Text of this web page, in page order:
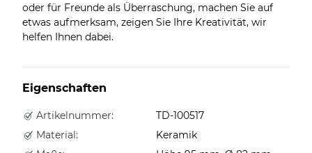
oder für Freunde als Überraschung, machen Sie auf
etwas aufmerksam, zeigen Sie Ihre Kreativität, wir
helfen Ihnen dabei.
Eigenschaften
Artikelnummer:
TD-100517
Material:
Keramik